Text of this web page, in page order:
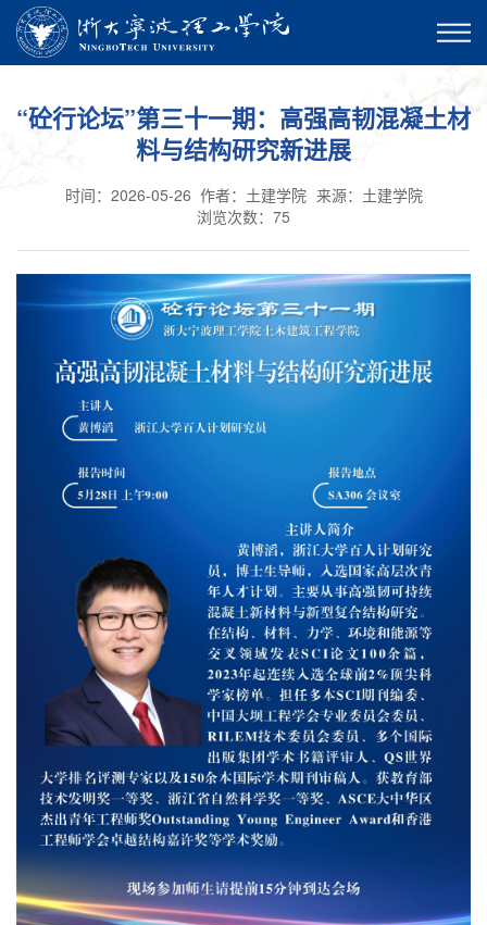
“砼行论坛”第三十一期：高强高韧混凝土材
料与结构研究新进展
时间：2026-05-26 作者：土建学院 来源：土建学院
浏览次数： 75